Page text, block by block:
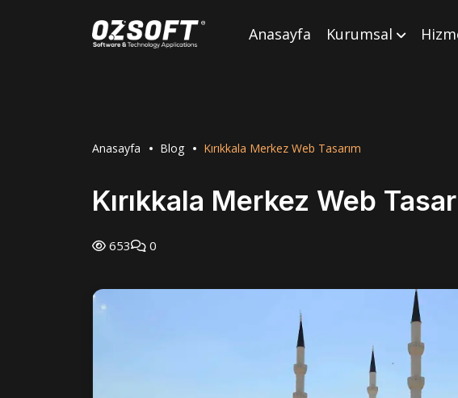
Anasayfa Kurumsal
Anasayfa Blog Kırıkkala Merkez Web Tasarım
Kırıkkala Merkez Web
653 0